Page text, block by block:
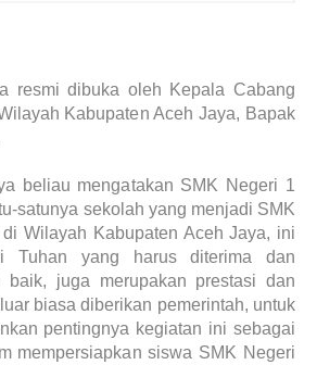
resmi dibuka oleh Kepala Cabang
Kabupaten Aceh Jaya, Bapak
beliau mengatakan SMK Negeri 1
satunya sekolah yang menjadi SMK
Wilayah Kabupaten Aceh Jaya, ini
Tuhan yang harus diterima dan
baik, juga merupakan prestasi dan
biasa diberikan pemerintah, untuk
pentingnya kegiatan ini sebagai
mempersiapkan siswa SMK Negeri